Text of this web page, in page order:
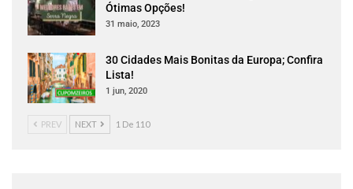
Ótimas Opções!
31 maio, 2023
30 Cidades Mais Bonitas da Europa; Confira
Lista!
1 jun, 2020
PREV NEXT 1 De 110